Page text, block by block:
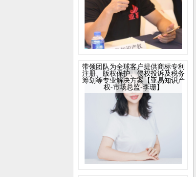
带领团队为全球客户提供商标专利
注册、版权保护、侵权投诉及税务
筹划等专业解决方案【亚易知识产
权-市场总监-李珊】